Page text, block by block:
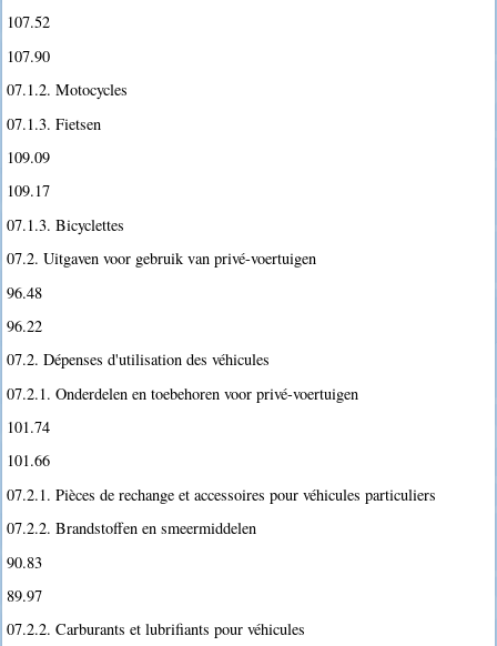
107.52
107.90
07.1.2. Motocycles
07.1.3. Fietsen
109.09
109.17
07.1.3. Bicyclettes
07.2. Uitgaven voor gebruik van privé-voertuigen
96.48
96.22
07.2. Dépenses d'utilisation des véhicules
07.2.1. Onderdelen en toebehoren voor privé-voertuigen
101.74
101.66
07.2.1. Pièces de rechange et accessoires pour véhicules particuliers
07.2.2. Brandstoffen en smeermiddelen
90.83
89.97
07.2.2. Carburants et lubrifiants pour véhicules